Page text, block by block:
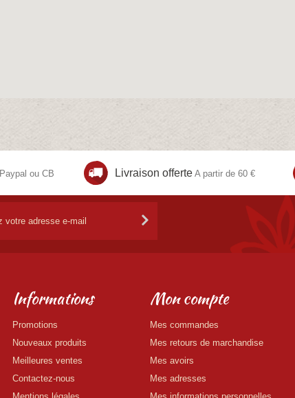
Paypal ou CB Livraison offerte A partir de 60 €
Informations
Promotions
Nouveaux produits
Meilleures ventes
Contactez-nous
Mon compte
Mes commandes
Mes retours de marchandise
Mes avoirs
Mes adresses